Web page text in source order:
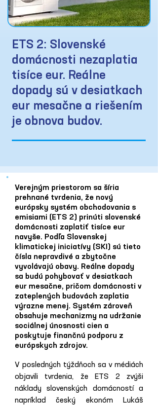
ETS 2: Slovenské
domácnosti nezaplatia
tisíce eur. Reálne
dopady sú v desiatkach
eur mesačne a riešením
je obnova budov.
Verejným priestorom sa šíria
prehnané tvrdenia, že nový
európsky systém obchodovania s
emisiami (ETS 2) prinúti slovenské
domácnosti zaplatiť tisíce eur
navyše. Podľa Slovenskej
klimatickej iniciatívy (SKI) sú tieto
čísla nepravdivé a zbytočne
vyvolávajú obavy. Reálne dopady
sa budú pohybovať v desiatkach
eur mesačne, pričom domácnosti v
zateplených budovách zaplatia
výrazne menej. Systém zároveň
obsahuje mechanizmy na udržanie
sociálnej únosnosti cien a
poskytuje finančnú podporu z
európskych zdrojov.
V posledných týždňoch sa v médiách
objavili tvrdenia, že ETS 2 zvýši
náklady slovenských domácností a
napríklad český ekonóm Lukáš